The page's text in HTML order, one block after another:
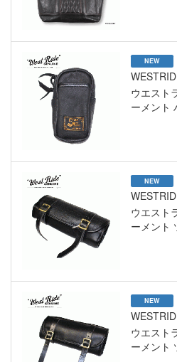
NEW
ウエスト
ーメント
NEW
ウエスト
ーメント
NEW
ウエスト
ーメント